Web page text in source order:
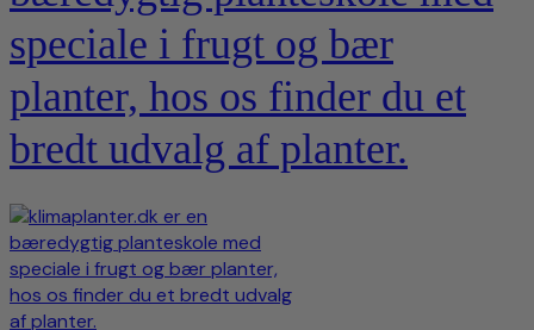
speciale i frugt og bær
planter, hos os finder du et
bredt udvalg af planter.